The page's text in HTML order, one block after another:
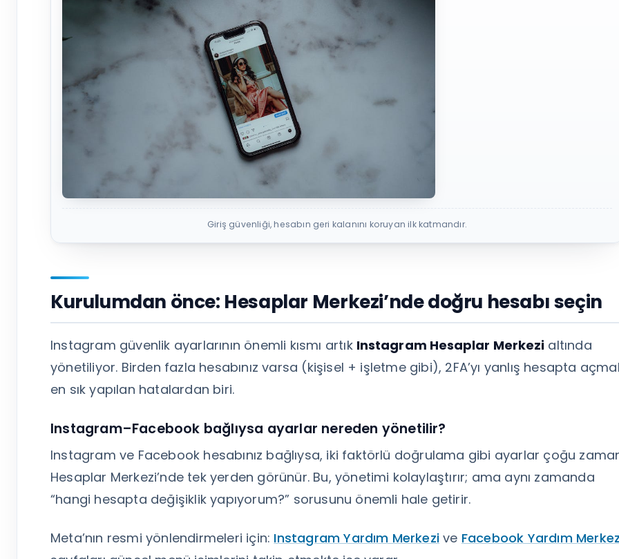
Giriş güvenliği, hesabın geri kalanını koruyan ilk katmandır.
Kurulumdan önce: Hesaplar Merkezi’nde doğru hesabı seçin
Instagram güvenlik ayarlarının önemli kısmı artık Instagram Hesaplar Merkezi altında
yönetiliyor. Birden fazla hesabınız varsa (kişisel + işletme gibi), 2FA’yı yanlış hesapta
en sık yapılan hatalardan biri.
Instagram–Facebook bağlıysa ayarlar nereden yönetilir?
Instagram ve Facebook hesabınız bağlıysa, iki faktörlü doğrulama gibi ayarlar çoğu
Hesaplar Merkezi’nde tek yerden görünür. Bu, yönetimi kolaylaştırır; ama aynı zamanda
“hangi hesapta değişiklik yapıyorum?” sorusunu önemli hale getirir.
Meta’nın resmi yönlendirmeleri için: Instagram Yardım Merkezi ve Facebook Yardım